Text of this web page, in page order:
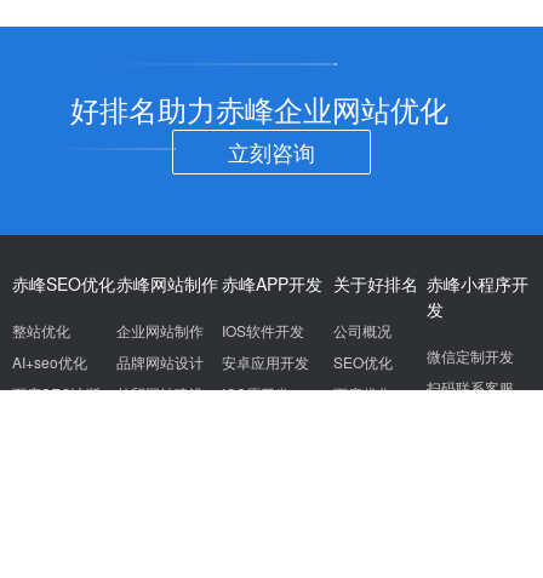
好排名助力赤峰企业网站优化
立刻咨询
赤峰SEO优化
整站优化
AI+seo优化
百度SEO诊断
赤峰网站制作
企业网站制作
品牌网站设计
外贸网站建设
赤峰APP开发
IOS软件开发
安卓应用开发
IOS原开发
关于好排名
公司概况
SEO优化
百度优化
赤峰小程序开
发
微信定制开发
扫码联系客服